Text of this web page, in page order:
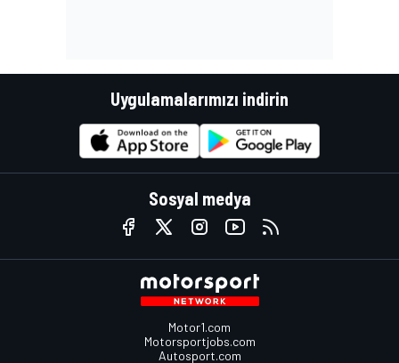
Uygulamalarımızı indirin
Sosyal medya
Motor1.com
Motorsportjobs.com
Autosport.com